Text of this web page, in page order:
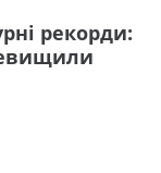
рекорди: